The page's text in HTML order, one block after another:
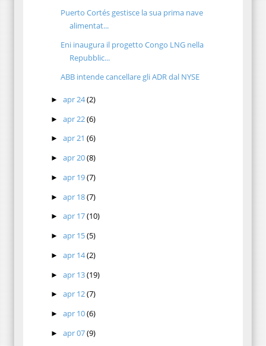
Puerto Cortés gestisce la sua prima nave
alimentat...
Eni inaugura il progetto Congo LNG nella
Repubblic...
ABB intende cancellare gli ADR dal NYSE
►apr 24(2)
►apr 22(6)
►apr 21(6)
►apr 20(8)
►apr 19(7)
►apr 18(7)
►apr 17(10)
►apr 15(5)
►apr 14(2)
►apr 13(19)
►apr 12(7)
►apr 10(6)
►apr 07(9)